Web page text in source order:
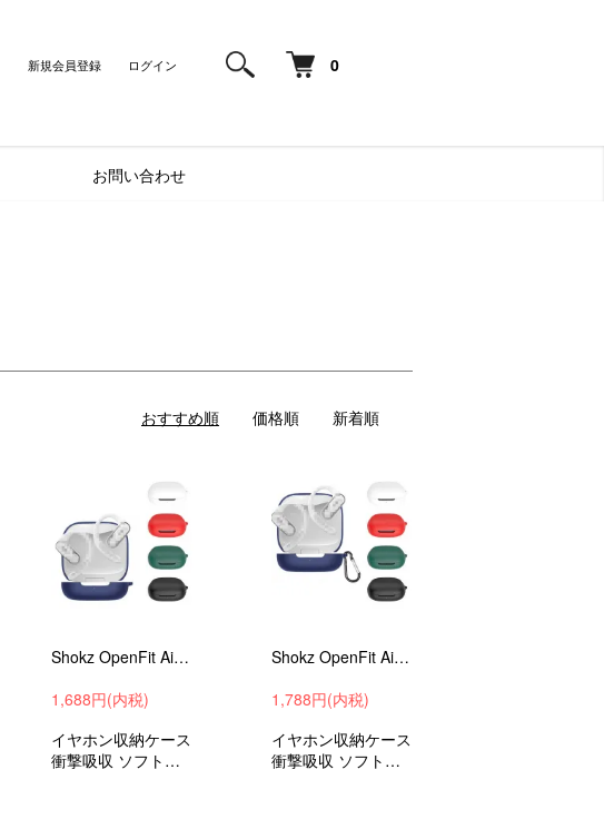
0
新規会員登録 ログイン
お問い合わせ
おすすめ順 価格順 新着順
Shokz OpenFit Air ケース シリコン シンプル 保護カバー おすすめ おしゃれ カバー 傷防止 ケース ワイヤレスイヤホン 保護ケース カバー ショックス オープンフィット
1,688円(内税)
イヤホン収納ケース
衝撃吸収 ソフトケ
Shokz OpenFit Air ケース シリコン シンプル 保護カバー カラビナ付き おすすめ おしゃれ カバー 傷防止 ケース ワイヤレスイヤホン 保護ケース カバー
1,788円(内税)
イヤホン収納ケース
衝撃吸収 ソフトケ